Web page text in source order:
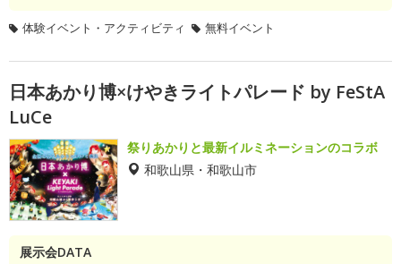
体験イベント・アクティビティ 無料イベント
日本あかり博×けやきライトパレード by FeStA
LuCe
祭りあかりと最新イルミネーションのコラボ
和歌山県・和歌山市
展示会DATA